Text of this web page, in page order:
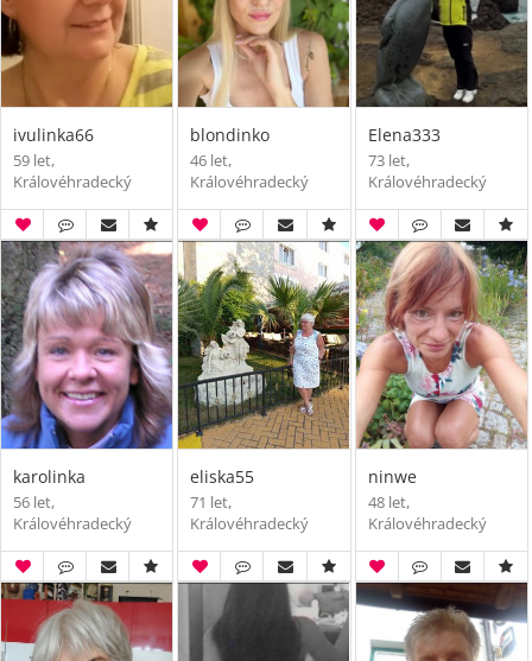
ivulinka66
59 let,
Královéhradecký
blondinko
46 let,
Královéhradecký
Elena333
73 let,
Královéhradecký
karolinka
56 let,
Královéhradecký
eliska55
71 let,
Královéhradecký
ninwe
48 let,
Královéhradecký